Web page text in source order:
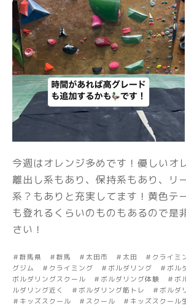
今週はオレンジ多めです！優しいオ
離出し系もあり、保持系もあり、リ
系？もありと充実してます！黄色テ
も登れるくらいのものもあるので是
さい！
＃群馬県 ＃群馬 ＃太田市 ＃太田 ＃クライミ
グジム ＃クライミング ＃ボルダリング ＃ボル
ボルダリングスクール ＃ボルダリング体験 ＃ボ
ルダリング近く ＃ボルダリング筋トレ ＃ボルダ
＃キッズスクール ＃スクール ＃キッズスクール